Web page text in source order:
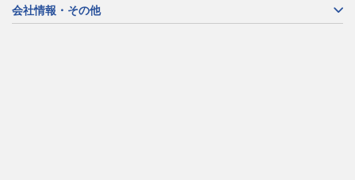
会社情報・その他